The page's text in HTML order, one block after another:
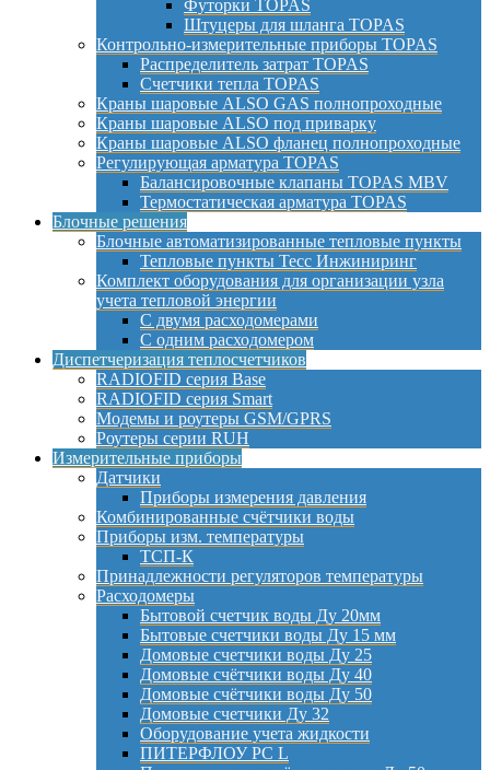
Футорки TOPAS
Штуцеры для шланга TOPAS
Контрольно-измерительные приборы TOPAS
Распределитель затрат TOPAS
Счетчики тепла TOPAS
Краны шаровые ALSO GAS полнопроходные
Краны шаровые ALSO под приварку
Краны шаровые ALSO фланец полнопроходные
Регулирующая арматура TOPAS
Балансировочные клапаны TOPAS MBV
Термостатическая арматура TOPAS
Блочные решения
Блочные автоматизированные тепловые пункты
Тепловые пункты Тесс Инжиниринг
Комплект оборудования для организации узла
учета тепловой энергии
С двумя расходомерами
С одним расходомером
Диспетчеризация теплосчетчиков
RADIOFID серия Base
RADIOFID серия Smart
Модемы и роутеры GSM/GPRS
Роутеры серии RUH
Измерительные приборы
Датчики
Приборы измерения давления
Комбинированные счётчики воды
Приборы изм. температуры
ТСП-К
Принадлежности регуляторов температуры
Расходомеры
Бытовой счетчик воды Ду 20мм
Бытовые счетчики воды Ду 15 мм
Домовые счетчики воды Ду 25
Домовые счётчики воды Ду 40
Домовые счётчики воды Ду 50
Домовые счетчики Ду 32
Оборудование учета жидкости
ПИТЕРФЛОУ РС L